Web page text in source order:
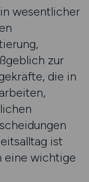
wesentlicher
zur
die in
ist
eine wichtige